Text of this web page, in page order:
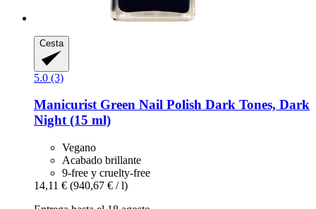
Cesta
5.0 (3)
ManicuristGreen Nail Polish Dark Tones, Dark
Night (15 ml)
Vegano
Acabado brillante
9-free y cruelty-free
14,11 € (940,67 € / l)